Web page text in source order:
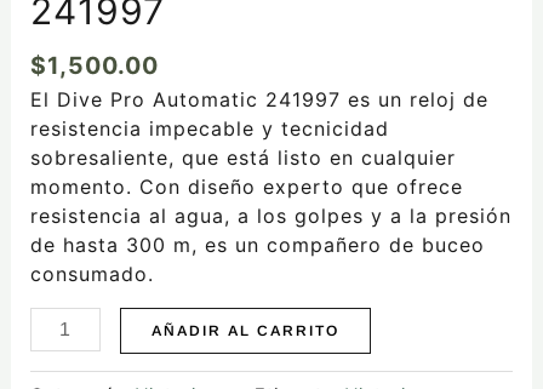
241997
$1,500.00
El Dive Pro Automatic 241997 es un reloj de
resistencia impecable y tecnicidad
sobresaliente, que está listo en cualquier
momento. Con diseño experto que ofrece
resistencia al agua, a los golpes y a la presión
de hasta 300 m, es un compañero de buceo
consumado.
AÑADIR AL CARRITO